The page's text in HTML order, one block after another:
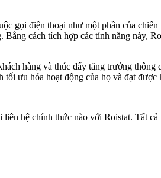
gọi điện thoại như một phần của
cách tích hợp các tính năng này,
hàng và thúc đẩy tăng trưởng
ưu hóa hoạt động của họ và đạt
hệ chính thức nào với Roistat. Tất cả